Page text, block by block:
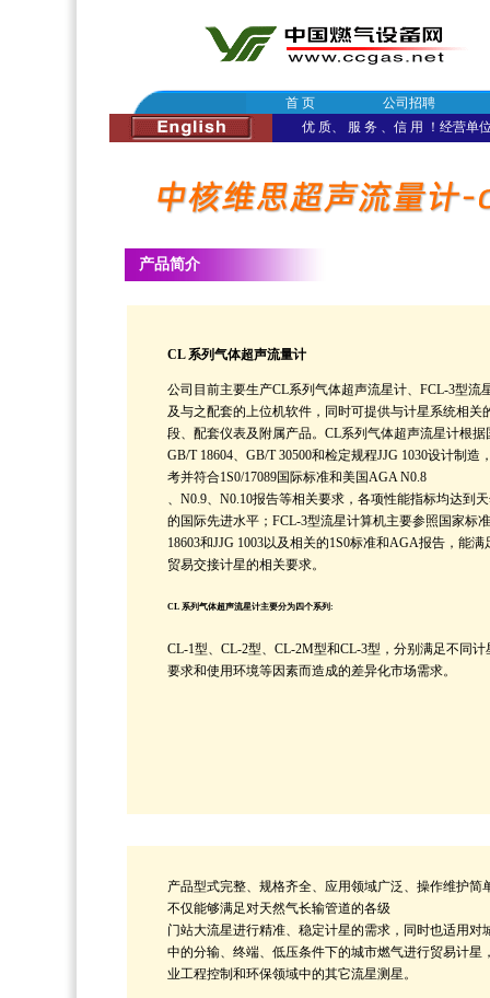
首 页
公司招聘
优 质、 服 务 、信 用 ！经营单
产品简介
CL 系列气体超声流量计
公司目前主要生产CL系列气体超声流星计、FCL-3型流
及与之配套的上位机软件，同时可提供与计星系统相关
段、配套仪表及附属产品。CL系列气体超声流星计根据
GB/T 18604、GB/T 30500和检定规程JJG 1030设计制造
考并符合1S0/17089国际标准和美国AGA N0.8
、N0.9、N0.10报告等相关要求，各项性能指标均达到
的国际先进水平；FCL-3型流星计算机主要参照国家标
18603和JJG 1003以及相关的1S0标准和AGA报告，能满
贸易交接计星的相关要求。
CL 系列气体超声流星计主要分为四个系列:
CL-1型、CL-2型、CL-2M型和CL-3型，分别满足不同计
要求和使用环境等因素而造成的差异化市场需求。
产品型式完整、规格齐全、应用领域广泛、操作维护简
不仅能够满足对天然气长输管道的各级
门站大流星进行精准、稳定计星的需求，同时也适用对
中的分输、终端、低压条件下的城市燃气进行贸易计星
业工程控制和环保领域中的其它流星测星。